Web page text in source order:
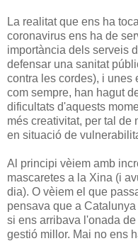
La realitat que ens ha
coronavirus ens ha de
importància dels serveis
defensar una sanitat
contra les cordes), i unes
com sempre, han hagut
dificultats d'aquests
més creativitat, per tal de
en situació de
Al principi vèiem amb
mascaretes a la Xina (i
dia). O vèiem el que
pensava que a
si ens arribava l'onada
gestió millor. Mai no ens